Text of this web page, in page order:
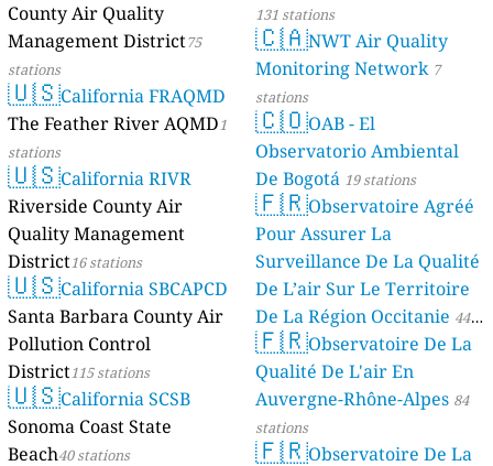
County Air Quality
Management District75
stations
🇺🇸California FRAQMD
The Feather River AQMD1
stations
🇺🇸California RIVR
Riverside County Air
Quality Management
District16 stations
🇺🇸California SBCAPCD
Santa Barbara County Air
Pollution Control
District115 stations
🇺🇸California SCSB
Sonoma Coast State
Beach40 stations
131 stations
🇨🇦NWT Air Quality
Monitoring Network 7
stations
🇨🇴OAB - El
Observatorio Ambiental
De Bogotá 19 stations
🇫🇷Observatoire Agréé
Pour Assurer La
Surveillance De La Qualité
De L’air Sur Le Territoire
De La Région Occitanie 44
stations
🇫🇷Observatoire De La
Qualité De L'air En
Auvergne-Rhône-Alpes 84
stations
🇫🇷Observatoire De La